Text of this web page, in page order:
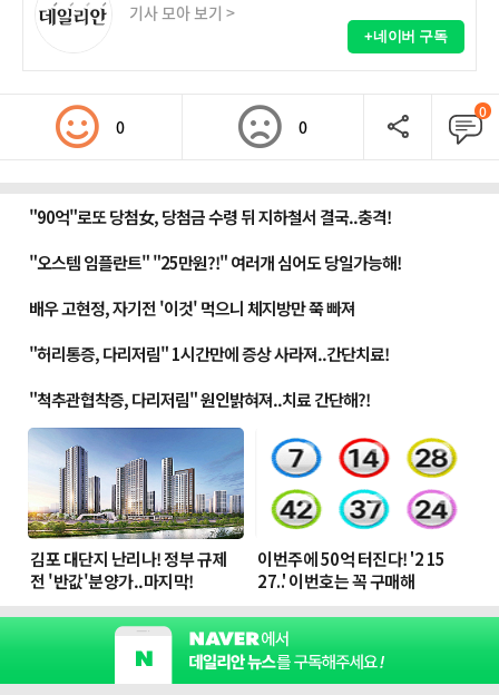
기사 모아 보기 >
+네이버 구독
0 0
0